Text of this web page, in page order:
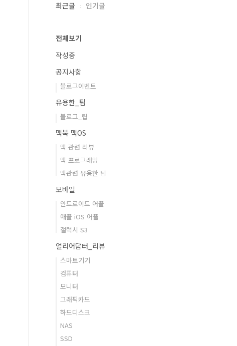
최근글 인기글
전체보기
작성중
공지사항
블로그이벤트
유용한_팁
블로그_팁
맥북 맥OS
맥 관련 리뷰
맥 프로그래밍
맥관련 유용한 팁
모바일
안드로이드 어플
애플 iOS 어플
갤럭시 S3
얼리어답터_리뷰
스마트기기
컴퓨터
모니터
그래픽카드
하드디스크
NAS
SSD